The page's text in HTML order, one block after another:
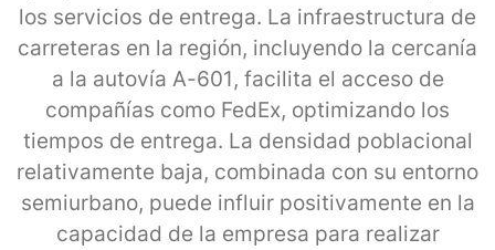
los servicios de entrega. La infraestructura de
carreteras en la región, incluyendo la cercanía
a la autovía A-601, facilita el acceso de
compañías como FedEx, optimizando los
tiempos de entrega. La densidad poblacional
relativamente baja, combinada con su entorno
semiurbano, puede influir positivamente en la
capacidad de la empresa para realizar